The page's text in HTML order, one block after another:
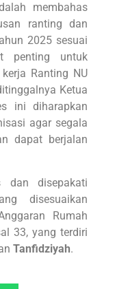
membahas
ranting dan
2025 sesuai
penting untuk
Ranting NU
Ketua
ini diharapkan
agar segala
dapat berjalan
dan disepakati
disesuaikan
Rumah
33, yang terdiri
Tanfidziyah.